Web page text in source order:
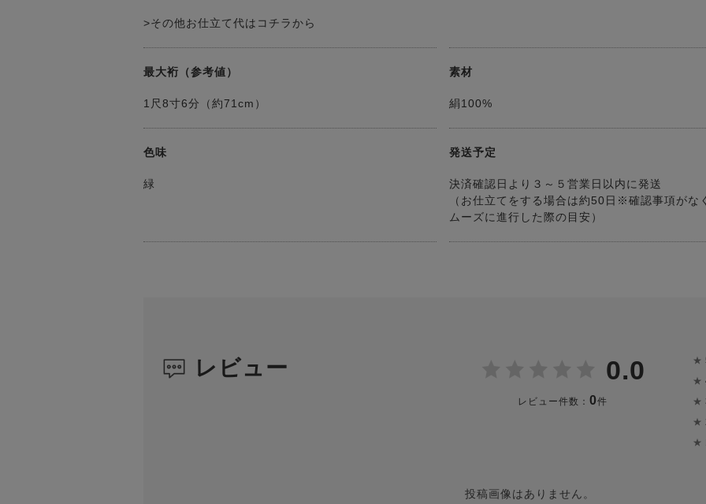
>その他お仕立て代はコチラから
最大裄（参考値）
1尺8寸6分（約71cm）
素材
絹100%
色味
緑
発送予定
決済確認日より３～５営業日以内に発送
（お仕立てをする場合は約50日※確認事項がな
ムーズに進行した際の目安）
レビュー 0.0
レビュー件数： 0件
★
★
★
★
★
投稿画像はありません。